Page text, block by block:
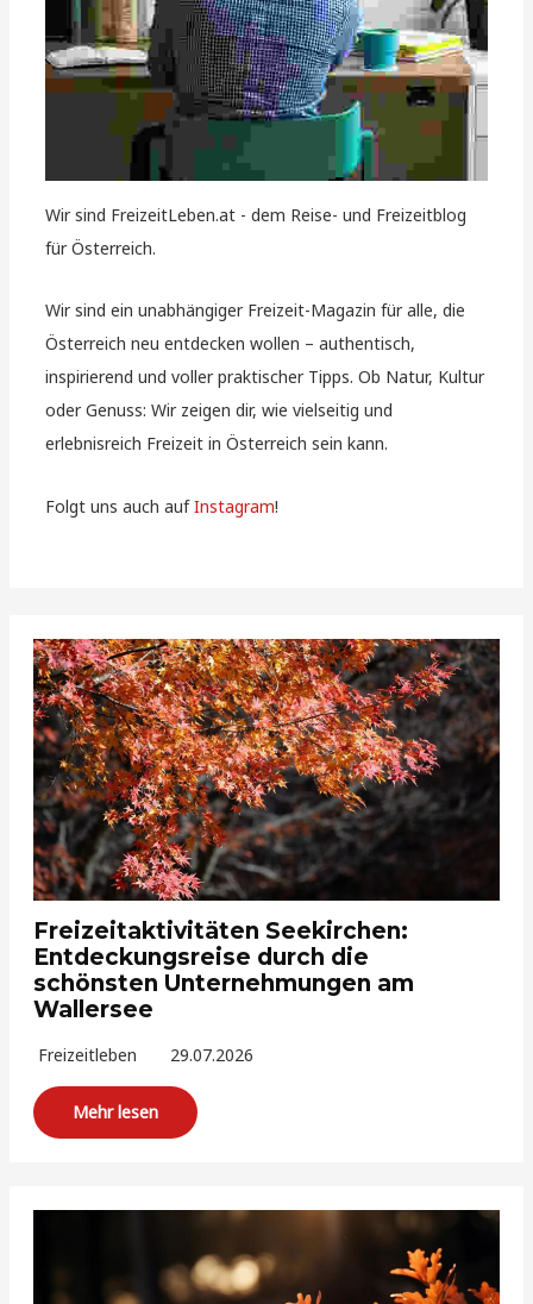
Wir sind FreizeitLeben.at - dem Reise- und Freizeitblog
für Österreich.
Wir sind ein unabhängiger Freizeit-Magazin für alle, die
Österreich neu entdecken wollen – authentisch,
inspirierend und voller praktischer Tipps. Ob Natur, Kultur
oder Genuss: Wir zeigen dir, wie vielseitig und
erlebnisreich Freizeit in Österreich sein kann.
Folgt uns auch aufInstagram!
Freizeitaktivitäten Seekirchen:
Entdeckungsreise durch die
schönsten Unternehmungen am
Wallersee
Freizeitleben 29.07.2026
Mehr lesen